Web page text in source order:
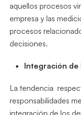
aquellos procesos
empresa y las
procesos
decisiones.
Integración de
La tendencia
responsabilidades
integración de los